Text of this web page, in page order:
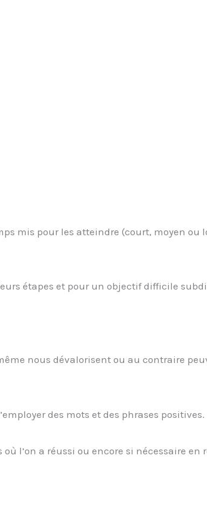
mis pour les atteindre (court, moyen ou
étapes et pour un objectif difficile
nous dévalorisent ou au contraire
des mots et des phrases positives.
l’on a réussi ou encore si nécessaire en